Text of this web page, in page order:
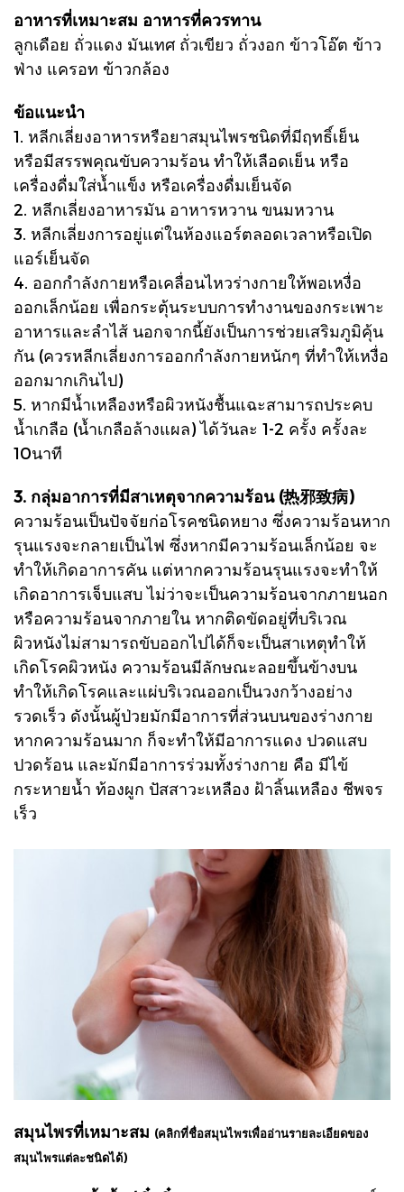
อาหารที่เหมาะสม อาหารที่ควรทาน
ลูกเดือย ถั่วแดง มันเทศ ถั่วเขียว ถั่วงอก ข้าวโอ๊ต ข้าว
ฟ่าง แครอท ข้าวกล้อง
ข้อแนะนำ
1. หลีกเลี่ยงอาหารหรือยาสมุนไพรชนิดที่มีฤทธิ์เย็น
หรือมีสรรพคุณขับความร้อน ทำให้เลือดเย็น หรือ
เครื่องดื่มใส่น้ำแข็ง หรือเครื่องดื่มเย็นจัด
2. หลีกเลี่ยงอาหารมัน อาหารหวาน ขนมหวาน
3. หลีกเลี่ยงการอยู่แต่ในห้องแอร์ตลอดเวลาหรือเปิด
แอร์เย็นจัด
4. ออกกำลังกายหรือเคลื่อนไหวร่างกายให้พอเหงื่อ
ออกเล็กน้อย เพื่อกระตุ้นระบบการทำงานของกระเพาะ
อาหารและลำไส้ นอกจากนี้ยังเป็นการช่วยเสริมภูมิคุ้น
กัน (ควรหลีกเลี่ยงการออกกำลังกายหนักๆ ที่ทำให้เหงื่อ
ออกมากเกินไป)
5. หากมีน้ำเหลืองหรือผิวหนังชื้นแฉะสามารถประคบ
น้ำเกลือ (น้ำเกลือล้างแผล) ได้วันละ 1-2 ครั้ง ครั้งละ
10นาที
3. กลุ่มอาการที่มีสาเหตุจากความร้อน (热邪致病)
ความร้อนเป็นปัจจัยก่อโรคชนิดหยาง ซึ่งความร้อนหาก
รุนแรงจะกลายเป็นไฟ ซึ่งหากมีความร้อนเล็กน้อย จะ
ทำให้เกิดอาการคัน แต่หากความร้อนรุนแรงจะทำให้
เกิดอาการเจ็บแสบ ไม่ว่าจะเป็นความร้อนจากภายนอก
หรือความร้อนจากภายใน หากติดขัดอยู่ที่บริเวณ
ผิวหนังไม่สามารถขับออกไปได้ก็จะเป็นสาเหตุทำให้
เกิดโรคผิวหนัง ความร้อนมีลักษณะลอยขึ้นข้างบน
ทำให้เกิดโรคและแผ่บริเวณออกเป็นวงกว้างอย่าง
รวดเร็ว ดังนั้นผู้ป่วยมักมีอาการที่ส่วนบนของร่างกาย
หากความร้อนมาก ก็จะทำให้มีอาการแดง ปวดแสบ
ปวดร้อน และมักมีอาการร่วมทั้งร่างกาย คือ มีไข้
กระหายน้ำ ท้องผูก ปัสสาวะเหลือง ฝ้าลิ้นเหลือง ชีพจร
เร็ว
สมุนไพรที่เหมาะสม (คลิกที่ชื่อสมุนไพรเพื่ออ่านรายละเอียดของ
สมุนไพรแต่ละชนิดได้)